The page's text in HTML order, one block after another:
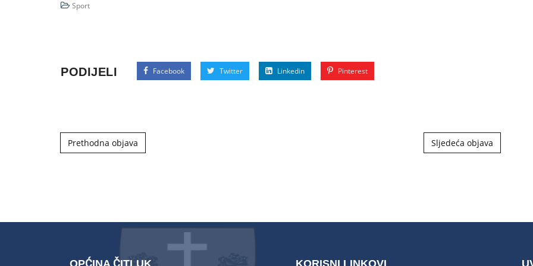
Sport
PODIJELI Facebook Twitter Linkedin Pinterest
Post navigation
Prethodna objava Sljedeća objava
OPĆINA ČITLUK KORISNI LINKOVI